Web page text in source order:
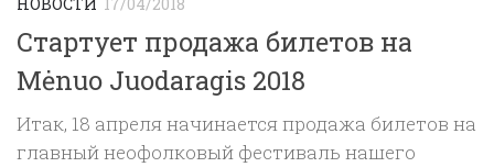
Стартует продажа билетов на
Mėnuo Juodaragis 2018
Итак, 18 апреля начинается продажа билетов на
главный неофолковый фестиваль нашего